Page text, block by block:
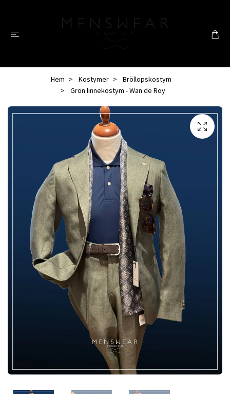
Hem Kostymer
Bröllopskostym
Grön linnekostym - Wan de Roy